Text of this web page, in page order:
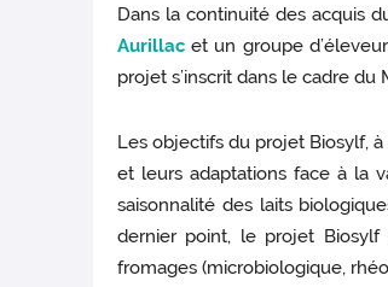
Dans la continuité des acquis
Aurillac et un groupe
projet s’inscrit dans le cadre du
Les objectifs du projet Biosylf,
et leurs adaptations face à la
saisonnalité des laits
dernier point, le projet Biosylf
fromages (microbiologique,